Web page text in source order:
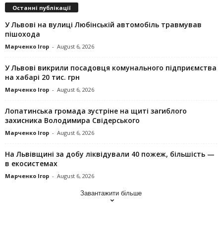
Останні публікації
У Львові на вулиці Любінській автомобіль травмував
пішохода
Марченко Ігор - August 6, 2026
У Львові викрили посадовця комунального підприємства
на хабарі 20 тис. грн
Марченко Ігор - August 6, 2026
Лопатинська громада зустріне на щиті загиблого
захисника Володимира Свідерського
Марченко Ігор - August 6, 2026
На Львівщині за добу ліквідували 40 пожеж, більшість —
в екосистемах
Марченко Ігор - August 6, 2026
Завантажити більше